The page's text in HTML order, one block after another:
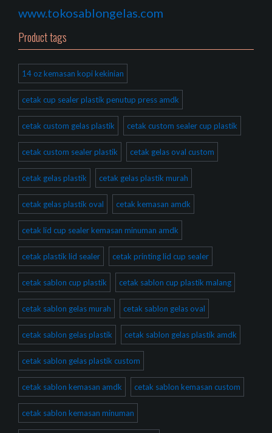
www.tokosablongelas.com
Product tags
14 oz kemasan kopi kekinian
cetak cup sealer plastik penutup press amdk
cetak custom gelas plastik cetak custom sealer cup plastik
cetak custom sealer plastik cetak gelas oval custom
cetak gelas plastik cetak gelas plastik murah
cetak gelas plastik oval cetak kemasan amdk
cetak lid cup sealer kemasan minuman amdk
cetak plastik lid sealer cetak printing lid cup sealer
cetak sablon cup plastik cetak sablon cup plastik malang
cetak sablon gelas murah cetak sablon gelas oval
cetak sablon gelas plastik cetak sablon gelas plastik amdk
cetak sablon gelas plastik custom
cetak sablon kemasan amdk cetak sablon kemasan custom
cetak sablon kemasan minuman